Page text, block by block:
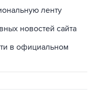
ленту
новостей сайта
в официальном